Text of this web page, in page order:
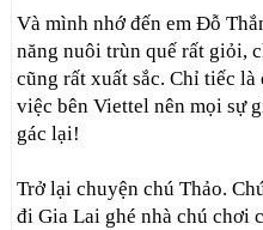
Và mình nhớ đến em Đỗ
năng nuôi trùn quế rất giỏi,
cũng rất xuất sắc. Chỉ tiếc
việc bên Viettel nên mọi sự
gác lại!
Trở lại chuyện chú Thảo.
đi Gia Lai ghé nhà chú chơi